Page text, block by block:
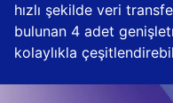
hızlı şekilde veri
bulunan 4 adet
kolaylıkla